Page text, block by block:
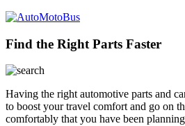
Find the Right Parts Faster
Having the right automotive parts and
to boost your travel comfort and go on
comfortably that you have been